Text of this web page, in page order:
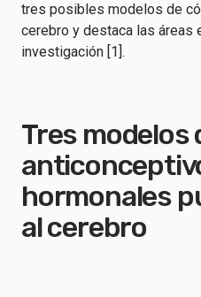
tres posibles modelos de
cerebro y destaca las áreas
investigación [1].
Tres modelos
hormonales
al cerebro